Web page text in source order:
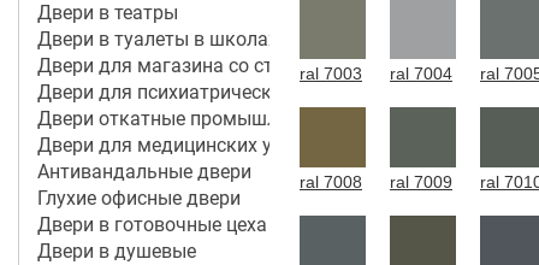
Двери в театры
Двери в туалеты в школах
Двери для магазина со стеклом
Двери для психиатрической больницы
Двери откатные промышленные
Двери для медицинских учреждений и больниц
Антивандальные двери
Глухие офисные двери
Двери в готовочные цеха
Двери в душевые
ral 7003 ral 7004 ral
ral 7008 ral 7009 ral